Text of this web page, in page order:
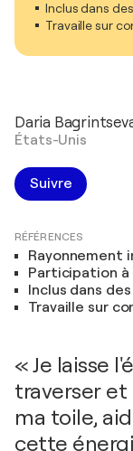
Inclus dans
Travaille sur
Daria
États-Unis
Suivre
RÉFÉRENCES
Rayonnement
Participation à
Inclus dans
Travaille sur
« Je laisse
traverser et
ma toile,
cette